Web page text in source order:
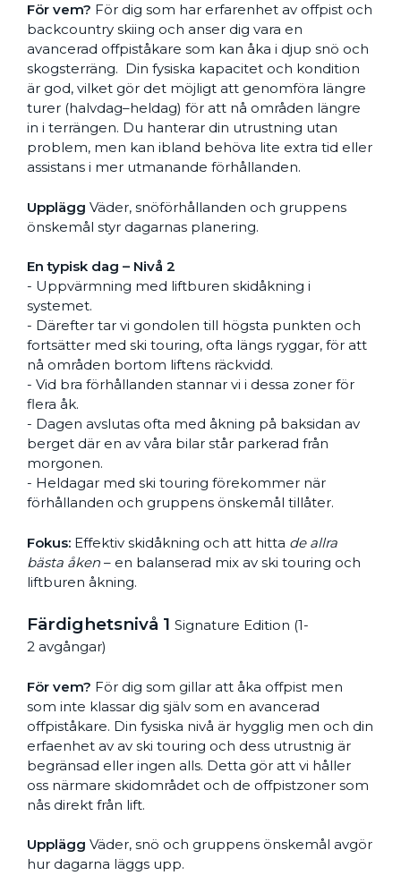
För vem? För dig som har erfarenhet av offpist och
backcountry skiing och anser dig vara en
avancerad offpiståkare som kan åka i djup snö och
skogsterräng. Din fysiska kapacitet och kondition
är god, vilket gör det möjligt att genomföra längre
turer (halvdag–heldag) för att nå områden längre
in i terrängen. Du hanterar din utrustning utan
problem, men kan ibland behöva lite extra tid eller
assistans i mer utmanande förhållanden.
Upplägg Väder, snöförhållanden och gruppens
önskemål styr dagarnas planering.
En typisk dag – Nivå 2
- Uppvärmning med liftburen skidåkning i
systemet.
- Därefter tar vi gondolen till högsta punkten och
fortsätter med ski touring, ofta längs ryggar, för att
nå områden bortom liftens räckvidd.
- Vid bra förhållanden stannar vi i dessa zoner för
flera åk.
- Dagen avslutas ofta med åkning på baksidan av
berget där en av våra bilar står parkerad från
morgonen.
- Heldagar med ski touring förekommer när
förhållanden och gruppens önskemål tillåter.
Fokus: Effektiv skidåkning och att hitta de allra
bästa åken – en balanserad mix av ski touring och
liftburen åkning.
Färdighetsnivå 1 Signature Edition (1-
2 avgångar)
För vem? För dig som gillar att åka offpist men
som inte klassar dig själv som en avancerad
offpiståkare. Din fysiska nivå är hygglig men och din
erfaenhet av av ski touring och dess utrustnig är
begränsad eller ingen alls. Detta gör att vi håller
oss närmare skidområdet och de offpistzoner som
nås direkt från lift.
Upplägg Väder, snö och gruppens önskemål avgör
hur dagarna läggs upp.